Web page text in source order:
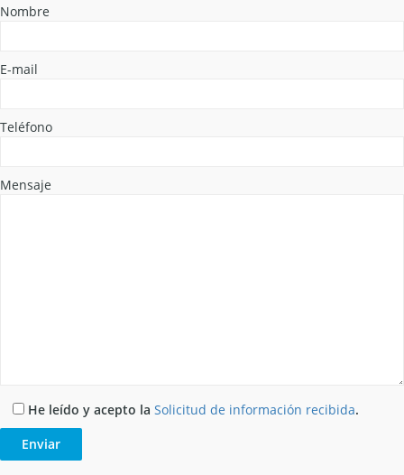
Nombre
E-mail
Teléfono
Mensaje
He leído y acepto la Solicitud de información recibida.